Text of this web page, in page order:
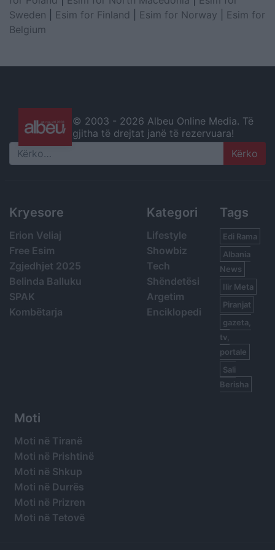
Sweden
Esim for Finland Esim for Norway
Esim for
Belgium
© 2003 - 2026 Albeu Online Media. Të
gjitha të drejtat janë të rezervuara!
Search
Kryesore
Erion Veliaj
Free Esim
Zgjedhjet 2025
Belinda Balluku
SPAK
Kombëtarja
Kategori
Lifestyle
Showbiz
Tech
Shëndetësi
Argetim
Enciklopedi
Tags
Edi Rama
Albania
News
Ilir Meta
Piranjat
gazeta,
tv,
portale
Sali
Berisha
Moti
Moti në Tiranë
Moti në Prishtinë
Moti në Shkup
Moti në Durrës
Moti në Prizren
Moti në Tetovë